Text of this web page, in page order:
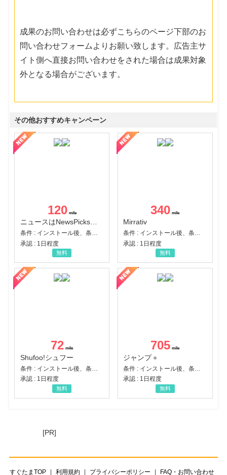
成果のお問い合わせは必ずこちらのページ下部のお
問い合わせフォームよりお願い致します。広告主サ
イト側へ直接お問い合わせをされた場合は成果対象
外となる場合がございます。
その他おすすめキャンペーン
120
ニュースはNewsPicks｜経済ニュース・就活・ビジネス
条件 : インストール後、条件達成
承認 : 1日程度
無料
340
Mirrativ
条件 : インストール後、条件達成
承認 : 1日程度
無料
72
Shufoo!シュフー
承認 : 1日程度
無料
705
ジャンプ＋
承認 : 1日程度
無料
[PR]
すぐたまTOP 利用規約 プライバシーポリシー FAQ・お問い合わせ